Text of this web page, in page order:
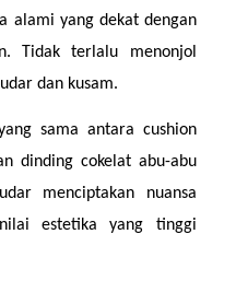
alami yang dekat dengan
Tidak terlalu menonjol
dan kusam.
sama antara cushion
dinding cokelat abu-abu
menciptakan nuansa
estetika yang tinggi